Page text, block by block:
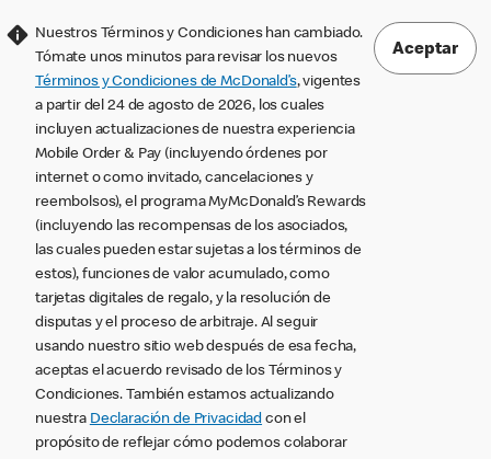
Nuestros Términos y Condiciones han cambiado.
Tómate unos minutos para revisar los nuevos
Términos y Condiciones de McDonald’s, vigentes
a partir del 24 de agosto de 2026, los cuales
incluyen actualizaciones de nuestra experiencia
Mobile Order & Pay (incluyendo órdenes por
internet o como invitado, cancelaciones y
reembolsos), el programa MyMcDonald’s Rewards
(incluyendo las recompensas de los asociados,
las cuales pueden estar sujetas a los términos de
estos), funciones de valor acumulado, como
tarjetas digitales de regalo, y la resolución de
disputas y el proceso de arbitraje. Al seguir
usando nuestro sitio web después de esa fecha,
aceptas el acuerdo revisado de los Términos y
Condiciones. También estamos actualizando
nuestra Declaración de Privacidad con el
propósito de reflejar cómo podemos colaborar
Aceptar